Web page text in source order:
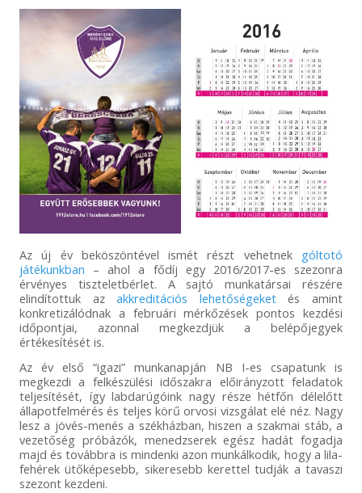
Az új év beköszöntével ismét részt vehetnek góltotó
játékunkban – ahol a fődíj egy 2016/2017-es szezonra
érvényes tiszteletbérlet. A sajtó munkatársai részére
elindítottuk azakkreditációs lehetőségeketés amint
konkretizálódnak a februári mérkőzések pontos kezdési
időpontjai, azonnal megkezdjük a belépőjegyek
értékesítését is.
Az év első “igazi” munkanapján NB I-es csapatunk is
megkezdi a felkészülési időszakra előirányzott feladatok
teljesítését, így labdarúgóink nagy része hétfőn délelőtt
állapotfelmérés és teljes körű orvosi vizsgálat elé néz. Nagy
lesz a jövés-menés a székházban, hiszen a szakmai stáb, a
vezetőség próbázók, menedzserek egész hadát fogadja
majd és továbbra is mindenki azon munkálkodik, hogy a lila-
fehérek ütőképesebb, sikeresebb kerettel tudják a tavaszi
szezont kezdeni.